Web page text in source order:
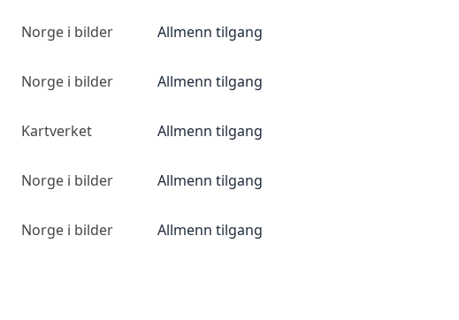
Norge i bilder Allmenn tilgang
Norge i bilder Allmenn tilgang
Kartverket Allmenn tilgang
Norge i bilder Allmenn tilgang
Norge i bilder Allmenn tilgang